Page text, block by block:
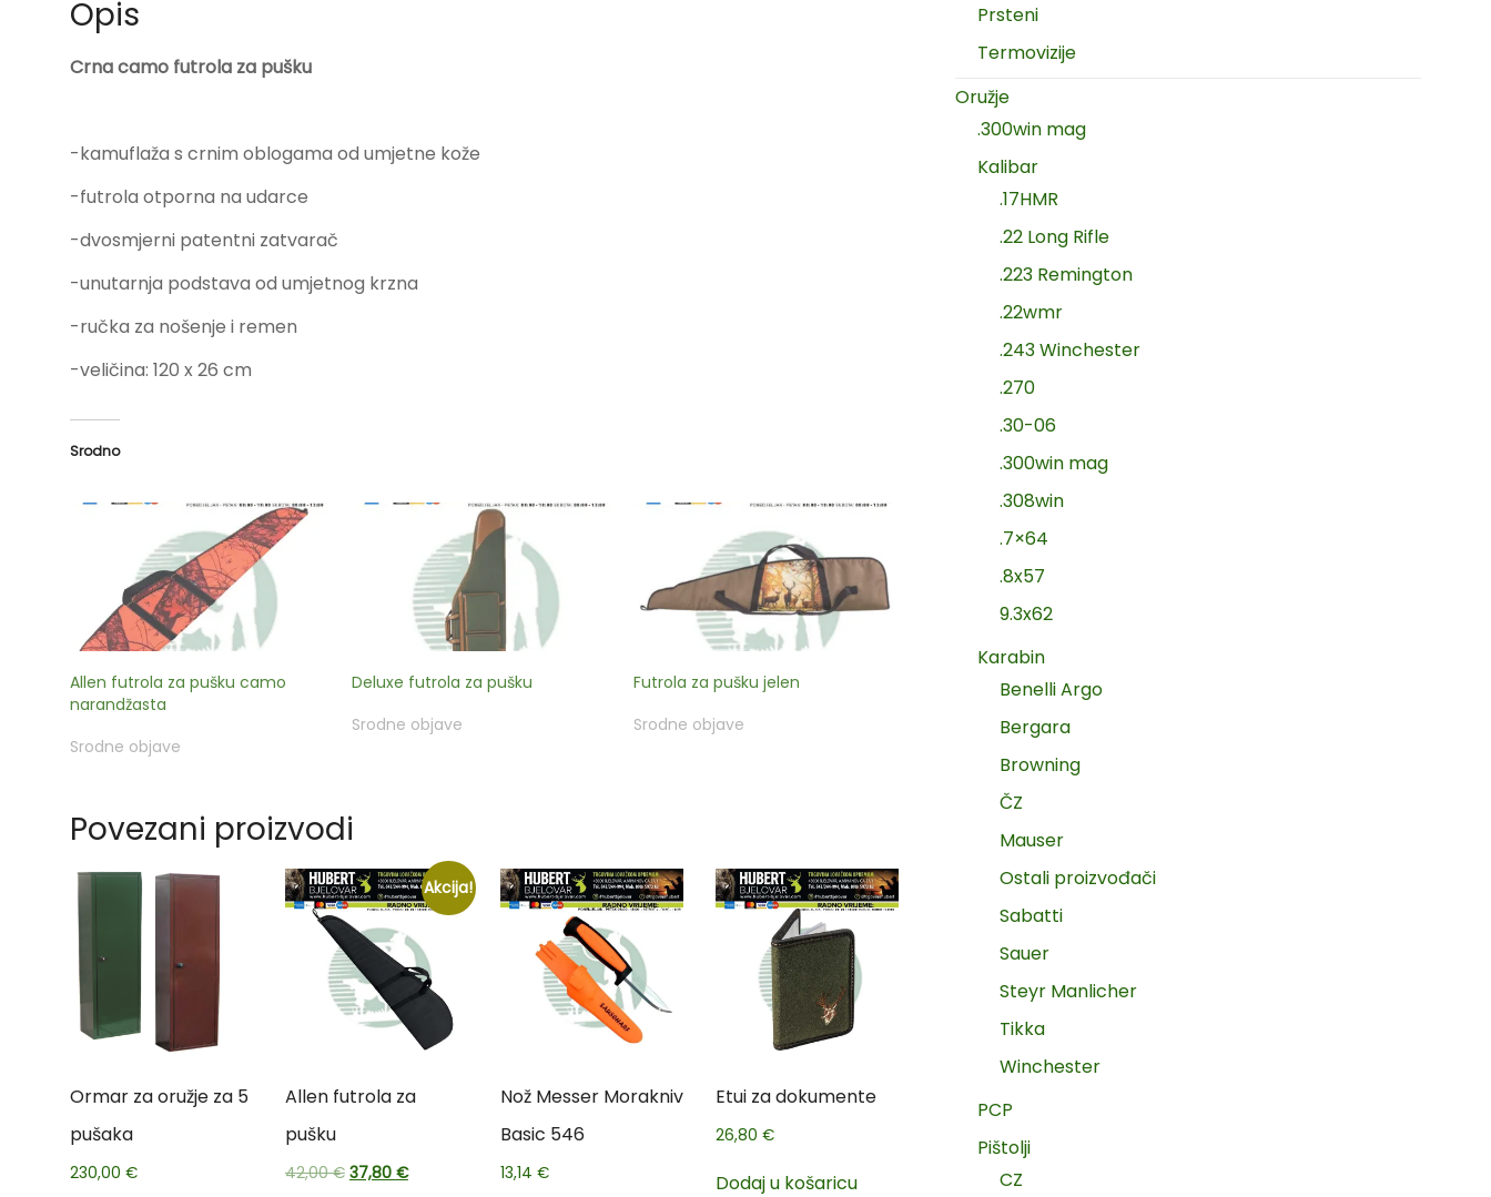
Opis
Crna camo futrola za pušku
-kamuflaža s crnim oblogama od umjetne kože
-futrola otporna na udarce
-dvosmjerni patentni zatvarač
-unutarnja podstava od umjetnog krzna
-ručka za nošenje i remen
-veličina: 120 x 26 cm
Srodno
Allen futrola za pušku camo
narandžasta
Srodne objave
Deluxe futrola za pušku
Srodne objave
Futrola za pušku jelen
Srodne objave
Povezani proizvodi
Ormar za oružje za 5
pušaka
230,00 €
Akcija!
Allen futrola za
pušku
42,00€ 37,80 €
Nož Messer Morakniv
Basic 546
13,14 €
Etui za dokumente
26,80 €
Dodaj u košaricu
Prsteni
Termovizije
Oružje
.300win mag
Kalibar
.17HMR
.22 Long Rifle
.223 Remington
.22wmr
.243 Winchester
.270
.30-06
.300win mag
.308win
.7×64
.8x57
9.3x62
Karabin
Benelli Argo
Bergara
Browning
ČZ
Mauser
Ostali proizvođači
Sabatti
Sauer
Steyr Manlicher
Tikka
Winchester
PCP
Pištolji
CZ